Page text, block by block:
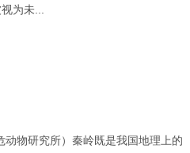
为未...
物研究所）秦岭既是我国地理上的